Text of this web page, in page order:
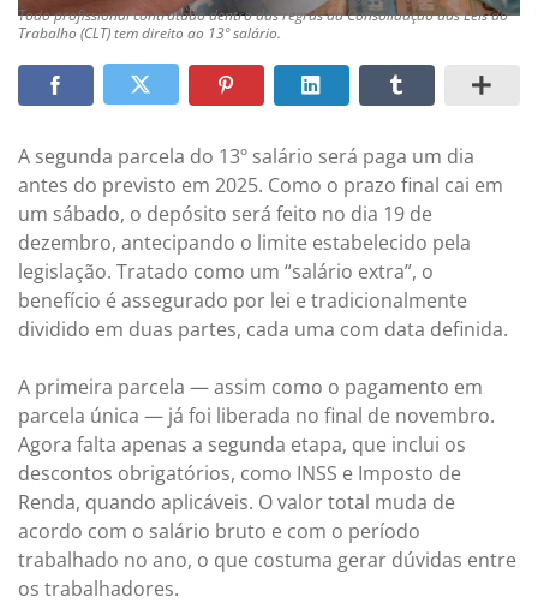
Todo profissional contratado dentro das regras da Consolidação das Leis do
Trabalho (CLT) tem direito ao 13º salário.
A segunda parcela do 13º salário será paga um dia
antes do previsto em 2025. Como o prazo final cai em
um sábado, o depósito será feito no dia 19 de
dezembro, antecipando o limite estabelecido pela
legislação. Tratado como um “salário extra”, o
benefício é assegurado por lei e tradicionalmente
dividido em duas partes, cada uma com data definida.
A primeira parcela — assim como o pagamento em
parcela única — já foi liberada no final de novembro.
Agora falta apenas a segunda etapa, que inclui os
descontos obrigatórios, como INSS e Imposto de
Renda, quando aplicáveis. O valor total muda de
acordo com o salário bruto e com o período
trabalhado no ano, o que costuma gerar dúvidas entre
os trabalhadores.